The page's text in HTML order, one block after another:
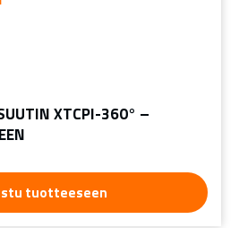
XTCPI-360° –
tuotteeseen